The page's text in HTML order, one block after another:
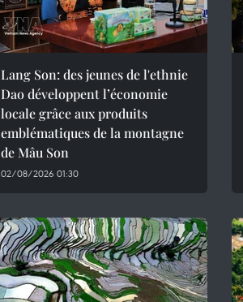
Lang Son: des jeunes de l'ethnie
Dao développent l’économie
locale grâce aux produits
emblématiques de la montagne
de Mâu Son
02/08/2026 01:30